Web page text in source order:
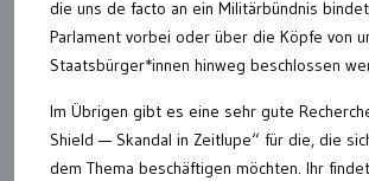
die uns de facto an ein Militärbündnis
Parlament vorbei oder über die Köpfe von
Staatsbürger*innen hinweg beschlossen
Im Übrigen gibt es eine sehr gute
Shield — Skandal in Zeitlupe“ für die, die
dem Thema beschäftigen möchten. Ihr